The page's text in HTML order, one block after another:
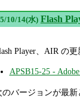
10/14(水) Flash
Player、AIR の
APSB15-25 -
のバージョンが最新